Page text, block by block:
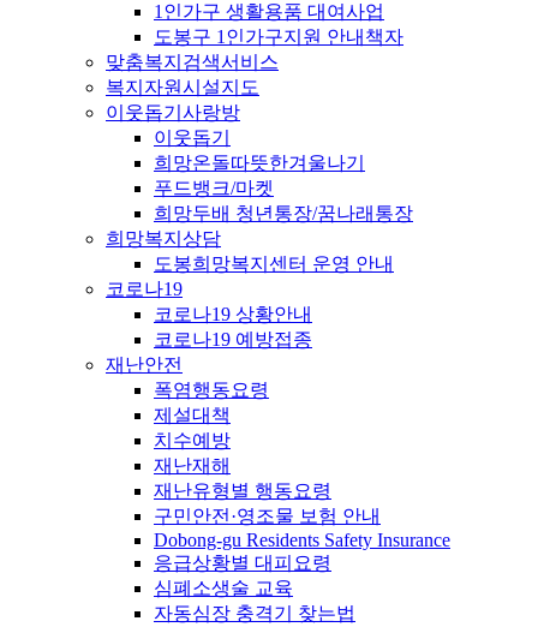
1인가구 생활용품 대여사업
도봉구 1인가구지원 안내책자
맞춤복지검색서비스
복지자원시설지도
이웃돕기사랑방
이웃돕기
희망온돌따뜻한겨울나기
푸드뱅크/마켓
희망두배 청년통장/꿈나래통장
희망복지상담
도봉희망복지센터 운영 안내
코로나19
코로나19 상황안내
코로나19 예방접종
재난안전
폭염행동요령
제설대책
치수예방
재난재해
재난유형별 행동요령
구민안전·영조물 보험 안내
Dobong-gu Residents Safety Insurance
응급상황별 대피요령
심폐소생술 교육
자동심장 충격기 찾는법